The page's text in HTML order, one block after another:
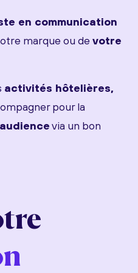
en communication
marque ou de votre
activités hôtelières,
pour la
via un bon